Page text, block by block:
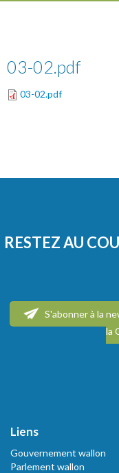
03-02.pdf
03-02.pdf
RESTEZ AU
S'abonner à la
la
Liens
Gouvernement wallon
Parlement wallon